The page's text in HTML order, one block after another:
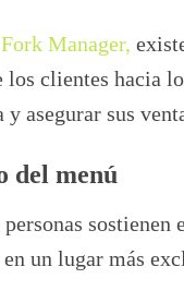
Manager,
los clientes hacia
y asegurar sus
del menú
sostienen
un lugar más